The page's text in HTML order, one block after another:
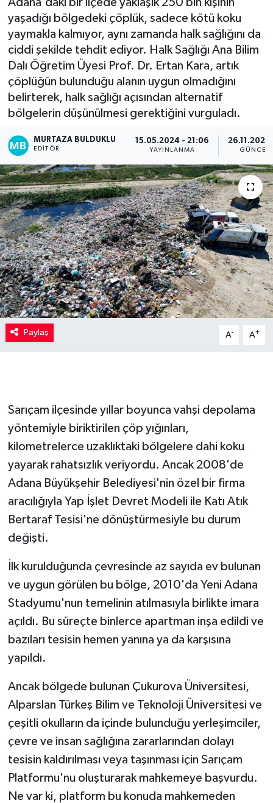
Adana'daki bir ilçede yaklaşık 250 bin kişinin
yaşadığı bölgedeki çöplük, sadece kötü koku
yaymakla kalmıyor, aynı zamanda halk sağlığını da
ciddi şekilde tehdit ediyor. Halk Sağlığı Ana Bilim
Dalı Öğretim Üyesi Prof. Dr. Ertan Kara, artık
çöplüğün bulunduğu alanın uygun olmadığını
belirterek, halk sağlığı açısından alternatif
bölgelerin düşünülmesi gerektiğini vurguladı.
MURTAZA BULDUKLU
EDITÖR
15.05.2024 - 21:06
YAYINLANMA
26.11.2024
Paylaş A- A+
Sarıçam ilçesinde yıllar boyunca vahşi depolama
yöntemiyle biriktirilen çöp yığınları,
kilometrelerce uzaklıktaki bölgelere dahi koku
yayarak rahatsızlık veriyordu. Ancak 2008'de
Adana Büyükşehir Belediyesi'nin özel bir firma
aracılığıyla Yap İşlet Devret Modeli ile Katı Atık
Bertaraf Tesisi'ne dönüştürmesiyle bu durum
değişti.
İlk kurulduğunda çevresinde az sayıda ev bulunan
ve uygun görülen bu bölge, 2010'da Yeni Adana
Stadyumu'nun temelinin atılmasıyla birlikte imara
açıldı. Bu süreçte binlerce apartman inşa edildi ve
bazıları tesisin hemen yanına ya da karşısına
yapıldı.
Ancak bölgede bulunan Çukurova Üniversitesi,
Alparslan Türkeş Bilim ve Teknoloji Üniversitesi ve
çeşitli okulların da içinde bulunduğu yerleşimciler,
çevre ve insan sağlığına zararlarından dolayı
tesisin kaldırılması veya taşınması için Sarıçam
Platformu'nu oluşturarak mahkemeye başvurdu.
Ne var ki, platform bu konuda mahkemeden
Kadın
Magazin
Yaşam